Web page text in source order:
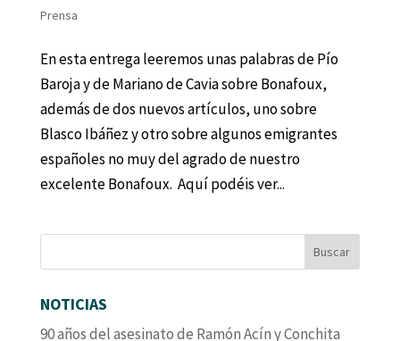
Prensa
En esta entrega leeremos unas palabras de Pío
Baroja y de Mariano de Cavia sobre Bonafoux,
además de dos nuevos artículos, uno sobre
Blasco Ibáñez y otro sobre algunos emigrantes
españoles no muy del agrado de nuestro
excelente Bonafoux. Aquí podéis ver...
NOTICIAS
90 años del asesinato de Ramón Acín y Conchita